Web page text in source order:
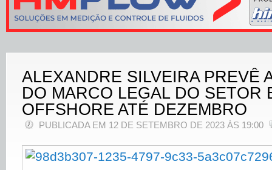
ALEXANDRE SILVEIRA PREVÊ
DO MARCO LEGAL DO SETOR
OFFSHORE ATÉ DEZEMBRO
PUBLICADA EM 12 DE SETEMBRO DE 2023 ÀS 19:00